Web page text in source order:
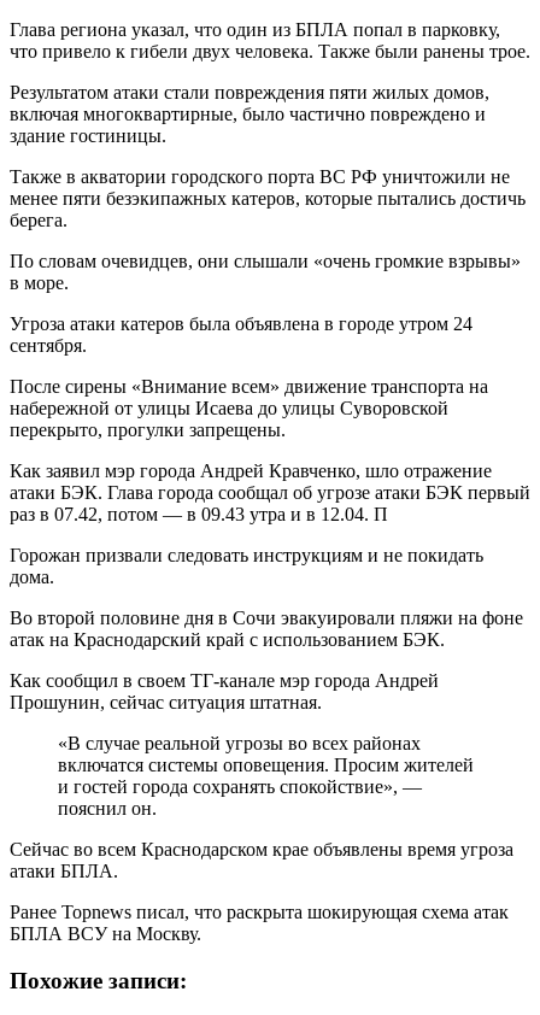
Глава региона указал, что один из БПЛА попал в парковку,
что привело к гибели двух человека. Также были ранены трое.
Результатом атаки стали повреждения пяти жилых домов,
включая многоквартирные, было частично повреждено и
здание гостиницы.
Также в акватории городского порта ВС РФ уничтожили не
менее пяти безэкипажных катеров, которые пытались достичь
берега.
По словам очевидцев, они слышали «очень громкие взрывы»
в море.
Угроза атаки катеров была объявлена в городе утром 24
сентября.
После сирены «Внимание всем» движение транспорта на
набережной от улицы Исаева до улицы Суворовской
перекрыто, прогулки запрещены.
Как заявил мэр города Андрей Кравченко, шло отражение
атаки БЭК. Глава города сообщал об угрозе атаки БЭК первый
раз в 07.42, потом — в 09.43 утра и в 12.04. П
Горожан призвали следовать инструкциям и не покидать
дома.
Во второй половине дня в Сочи эвакуировали пляжи на фоне
атак на Краснодарский край с использованием БЭК.
Как сообщил в своем ТГ-канале мэр города Андрей
Прошунин, сейчас ситуация штатная.
«В случае реальной угрозы во всех районах
включатся системы оповещения. Просим жителей
и гостей города сохранять спокойствие», —
пояснил он.
Сейчас во всем Краснодарском крае объявлены время угроза
атаки БПЛА.
Ранее Topnews писал, что раскрыта шокирующая схема атак
БПЛА ВСУ на Москву.
Похожие записи: